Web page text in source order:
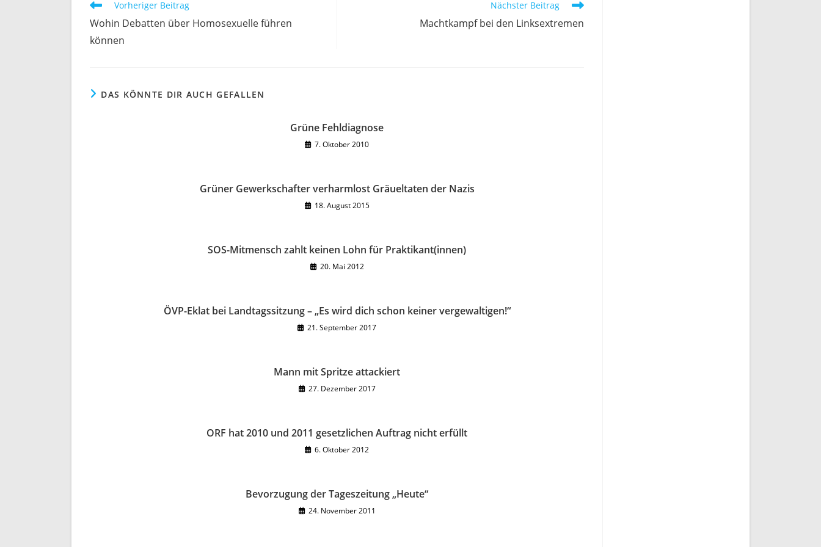
Weitere
Artikel
ansehen
Vorheriger Beitrag
Wohin Debatten über Homosexuelle führen
können
Nächster Beitrag
Machtkampf bei den Linksextremen
DAS KÖNNTE DIR AUCH GEFALLEN
Grüne Fehldiagnose
7. Oktober 2010
Grüner Gewerkschafter verharmlost Gräueltaten der Nazis
18. August 2015
SOS-Mitmensch zahlt keinen Lohn für Praktikant(innen)
20. Mai 2012
ÖVP-Eklat bei Landtagssitzung – „Es wird dich schon keiner vergewaltigen!“
21. September 2017
Mann mit Spritze attackiert
27. Dezember 2017
ORF hat 2010 und 2011 gesetzlichen Auftrag nicht erfüllt
6. Oktober 2012
Bevorzugung der Tageszeitung „Heute“
24. November 2011